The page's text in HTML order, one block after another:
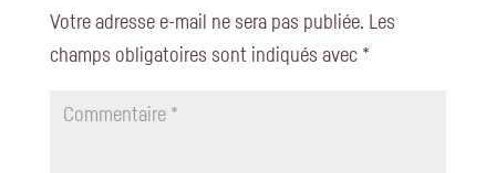
Votre adresse e-mail ne sera pas publiée. Les
champs obligatoires sont indiqués avec *